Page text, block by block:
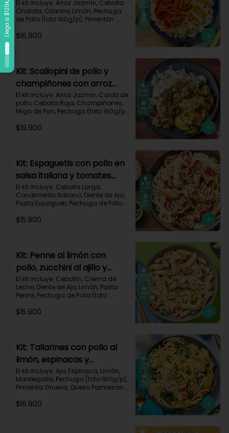
vegetales-109
El kit incluye: Arroz Jazmín, Cebolla
Chalota, Cilantro, Limón, Pechuga
de Pollo (foto 160g/p), Pimentón
Teriyaki, Receta Impresa.
$16.900
Kit: Scallopini de pollo y
champiñones con arroz
jazmín-5
El kit incluye: Arroz Jazmin, Caldo de
pollo, Cebolla Roja, Champiñones,
Miga de Pan, Pechuga (foto 160g/p),
Receta impresa.
$19.900
Kit: Espaguetis con pollo en
salsa italiana y tomates
uvalina-129
El kit incluye: Cebolla Larga,
Condimento Italiano, Diente de Ajo,
Pasta Espagueti, Pechuga de Pollo
Parmesano, Tomate Tipo Cherry,
Proteínas 49g
$15.900
Kit: Penne al limón con
pollo, zucchini al ajillo y
cebollín-111
El kit incluye: Cebollín, Crema de
Leche, Diente de Ajo, Limón, Pasta
Penne, Pechuga de Pollo (foto
Zucchini Verde, Receta Impresa.
$15.900
Kit: Tallarines con pollo al
limón, espinacas y
parmesano-68
El kit incluye: Ajo, Espinaca, Limón,
Mantequilla, Pechuga (foto 160g/p),
Pimienta Gruesa, Queso Parmesano,
$16.900